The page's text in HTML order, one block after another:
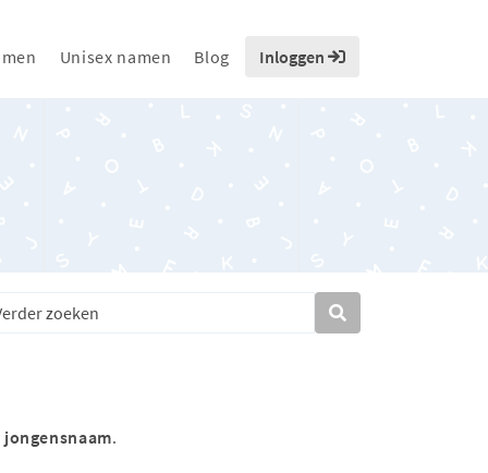
Unisex namen Blog Inloggen
jongensnaam.